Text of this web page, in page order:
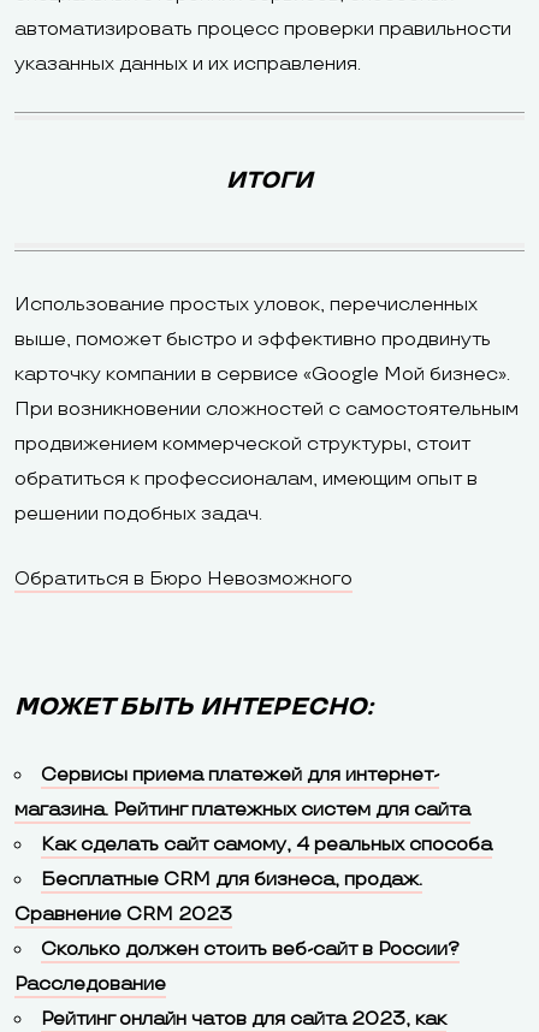
автоматизировать процесс проверки правильности
указанных данных и их исправления.
ИТОГИ
Использование простых уловок, перечисленных
выше, поможет быстро и эффективно продвинуть
карточку компании в сервисе «Google Мой бизнес».
При возникновении сложностей с самостоятельным
продвижением коммерческой структуры, стоит
обратиться к профессионалам, имеющим опыт в
решении подобных задач.
Обратиться в Бюро Невозможного
МОЖЕТ БЫТЬ ИНТЕРЕСНО:
Сервисы приема платежей для интернет-
магазина. Рейтинг платежных систем для сайта
Как сделать сайт самому, 4 реальных способа
Бесплатные CRM для бизнеса, продаж.
Сравнение CRM 2023
Сколько должен стоить веб-сайт в России?
Расследование
Рейтинг онлайн чатов для сайта 2023, как